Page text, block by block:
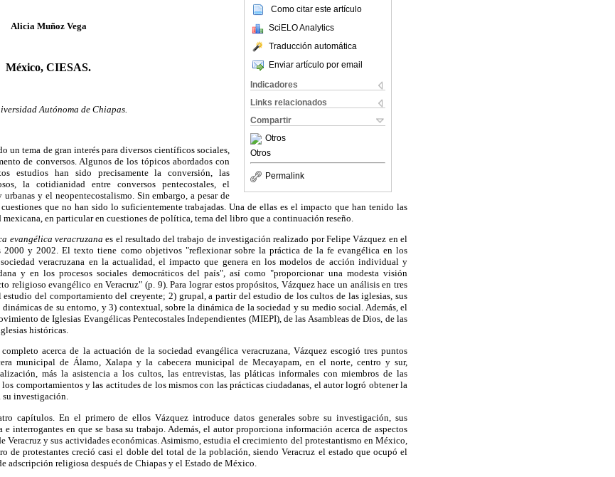
Como citar este artículo
SciELO Analytics
Traducción automática
Enviar artículo por email
Indicadores
Links relacionados
Compartir
Otros
Otros
Permalink
Alicia Muñoz Vega
México, CIESAS.
Autónoma de Chiapas.
un tema de gran interés para diversos científicos sociales,
de conversos. Algunos de los tópicos abordados con
estudios han sido precisamente la conversión, las
la cotidianidad entre conversos pentecostales, el
y el neopentecostalismo. Sin embargo, a pesar de
que no han sido lo suficientemente trabajadas. Una de ellas es el impacto que han tenido las
mexicana, en particular en cuestiones de política, tema del libro que a continuación reseño.
evangélica veracruzana es el resultado del trabajo de investigación realizado por Felipe Vázquez en el
2000 y 2002. El texto tiene como objetivos "reflexionar sobre la práctica de la fe evangélica en los
veracruzana en la actualidad, el impacto que genera en los modelos de acción individual y
y en los procesos sociales democráticos del país", así como "proporcionar una modesta visión
religioso evangélico en Veracruz" (p. 9). Para lograr estos propósitos, Vázquez hace un análisis en tres
del comportamiento del creyente; 2) grupal, a partir del estudio de los cultos de las iglesias, sus
dinámicas de su entorno, y 3) contextual, sobre la dinámica de la sociedad y su medio social. Además, el
de Iglesias Evangélicas Pentecostales Independientes (MIEPI), de las Asambleas de Dios, de las
históricas.
acerca de la actuación de la sociedad evangélica veracruzana, Vázquez escogió tres puntos
municipal de Álamo, Xalapa y la cabecera municipal de Mecayapam, en el norte, centro y sur,
más la asistencia a los cultos, las entrevistas, las pláticas informales con miembros de las
comportamientos y las actitudes de los mismos con las prácticas ciudadanas, el autor logró obtener la
su investigación.
capítulos. En el primero de ellos Vázquez introduce datos generales sobre su investigación, sus
interrogantes en que se basa su trabajo. Además, el autor proporciona información acerca de aspectos
Veracruz y sus actividades económicas. Asimismo, estudia el crecimiento del protestantismo en México,
de protestantes creció casi el doble del total de la población, siendo Veracruz el estado que ocupó el
adscripción religiosa después de Chiapas y el Estado de México.